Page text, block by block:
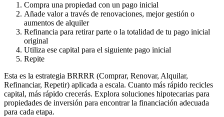
Compra una propiedad con un pago inicial
Añade valor a través de renovaciones, mejor gestión o
aumentos de alquiler
Refinancia para retirar parte o la totalidad de tu pago inicial
original
Utiliza ese capital para el siguiente pago inicial
Repite
Esta es la estrategia BRRRR (Comprar, Renovar, Alquilar,
Refinanciar, Repetir) aplicada a escala. Cuanto más rápido recicles
capital, más rápido crecerás. Explora soluciones hipotecarias para
propiedades de inversión para encontrar la financiación adecuada
para cada etapa.